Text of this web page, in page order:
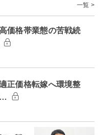
一覧 >
価格帯業態の苦戦続
正価格転嫁へ環境整
…